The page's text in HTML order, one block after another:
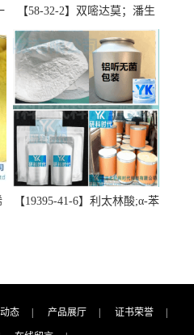
【58-32-2】双嘧达莫；潘生
丁-精品科研试剂-湖北研科时
代科技-“研”无止境;“科”学创
新！支持三方验证；支持定
制；检测图谱；MSDS等技术
支持！
【19395-41-6】利太林酸;α-苯
持三方验证；支持定制；检
态 产品展厅 证书荣誉